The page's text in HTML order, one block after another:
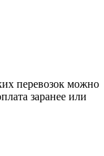
перевозок можно
заранее или